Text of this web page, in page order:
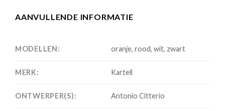
AANVULLENDE INFORMATIE
MODELLEN: oranje, rood, wit, zwart
MERK: Kartell
ONTWERPER(S): Antonio Citterio